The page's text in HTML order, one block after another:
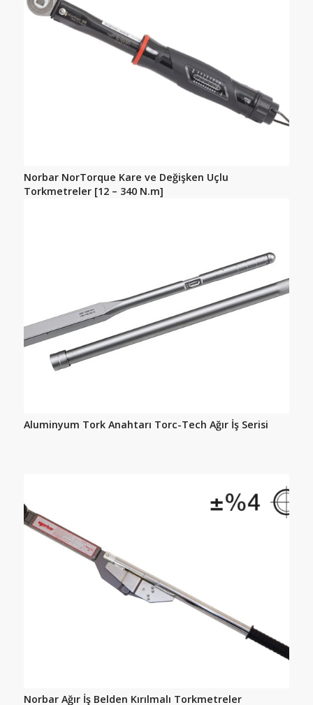
Norbar NorTorque Kare ve Değişken Uçlu
Torkmetreler [12 – 340 N.m]
Aluminyum Tork Anahtarı Torc-Tech Ağır İş Serisi
Norbar Ağır İş Belden Kırılmalı Torkmetreler